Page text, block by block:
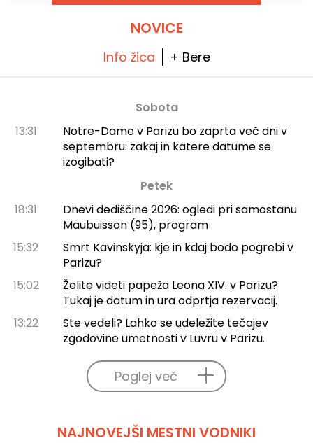
NOVICE
Info žica + Bere
Sobota
13:31
Notre-Dame v Parizu bo zaprta več dni v
septembru: zakaj in katere datume se
izogibati?
Petek
18:31
Dnevi dediščine 2026: ogledi pri samostanu
Maubuisson (95), program
15:32
Smrt Kavinskyja: kje in kdaj bodo pogrebi v
Parizu?
15:02
Želite videti papeža Leona XIV. v Parizu?
Tukaj je datum in ura odprtja rezervacij.
13:22
Ste vedeli? Lahko se udeležite tečajev
zgodovine umetnosti v Luvru v Parizu.
Poglej več
NAJNOVEJŠI MESTNI VODNIKI